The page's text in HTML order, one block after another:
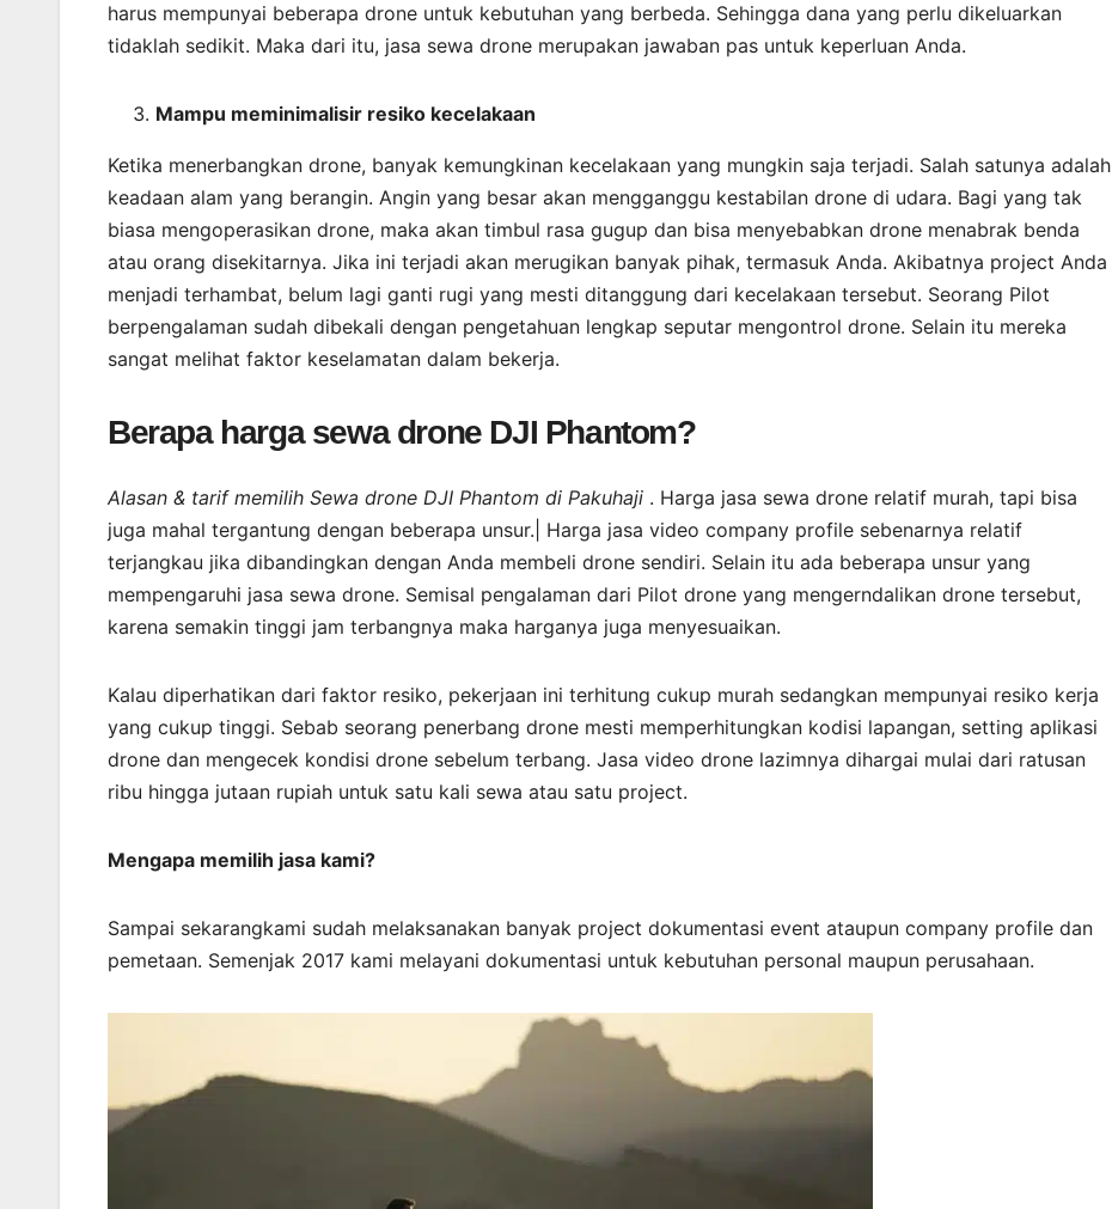
harus mempunyai beberapa drone untuk kebutuhan yang berbeda. Sehingga dana yang perlu dikeluarkan
tidaklah sedikit. Maka dari itu, jasa sewa drone merupakan jawaban pas untuk keperluan Anda.
Mampu meminimalisir resiko kecelakaan
Ketika menerbangkan drone, banyak kemungkinan kecelakaan yang mungkin saja terjadi. Salah satunya adalah
keadaan alam yang berangin. Angin yang besar akan mengganggu kestabilan drone di udara. Bagi yang tak
biasa mengoperasikan drone, maka akan timbul rasa gugup dan bisa menyebabkan drone menabrak benda
atau orang disekitarnya. Jika ini terjadi akan merugikan banyak pihak, termasuk Anda. Akibatnya project Anda
menjadi terhambat, belum lagi ganti rugi yang mesti ditanggung dari kecelakaan tersebut. Seorang Pilot
berpengalaman sudah dibekali dengan pengetahuan lengkap seputar mengontrol drone. Selain itu mereka
sangat melihat faktor keselamatan dalam bekerja.
Berapa harga sewa drone DJI Phantom?
Alasan & tarif memilih Sewa drone DJI Phantom di Pakuhaji . Harga jasa sewa drone relatif murah, tapi bisa
juga mahal tergantung dengan beberapa unsur.| Harga jasa video company profile sebenarnya relatif
terjangkau jika dibandingkan dengan Anda membeli drone sendiri. Selain itu ada beberapa unsur yang
mempengaruhi jasa sewa drone. Semisal pengalaman dari Pilot drone yang mengerndalikan drone tersebut,
karena semakin tinggi jam terbangnya maka harganya juga menyesuaikan.
Kalau diperhatikan dari faktor resiko, pekerjaan ini terhitung cukup murah sedangkan mempunyai resiko kerja
yang cukup tinggi. Sebab seorang penerbang drone mesti memperhitungkan kodisi lapangan, setting aplikasi
drone dan mengecek kondisi drone sebelum terbang. Jasa video drone lazimnya dihargai mulai dari ratusan
ribu hingga jutaan rupiah untuk satu kali sewa atau satu project.
Mengapa memilih jasa kami?
Sampai sekarangkami sudah melaksanakan banyak project dokumentasi event ataupun company profile dan
pemetaan. Semenjak 2017 kami melayani dokumentasi untuk kebutuhan personal maupun perusahaan.